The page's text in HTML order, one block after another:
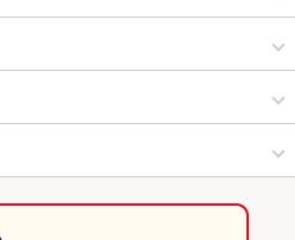
ステーキ